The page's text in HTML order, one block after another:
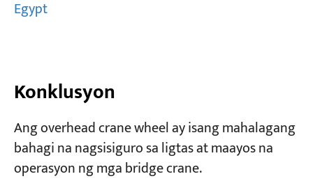
Egypt
Konklusyon
Ang overhead crane wheel ay isang mahalagang
bahagi na nagsisiguro sa ligtas at maayos na
operasyon ng mga bridge crane.